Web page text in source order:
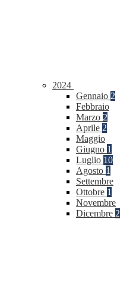
2024
Gennaio 2
Febbraio
Marzo 2
Aprile 2
Maggio
Giugno 1
Luglio 10
Agosto 1
Settembre
Ottobre 1
Novembre
Dicembre 2